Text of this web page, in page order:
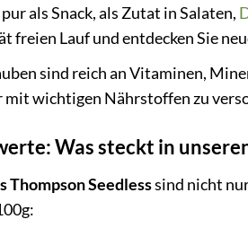
als Snack, als Zutat in Salaten,
freien Lauf und entdecken Sie
sind reich an Vitaminen,
wichtigen Nährstoffen zu
Was steckt in
Thompson Seedlesssind nicht